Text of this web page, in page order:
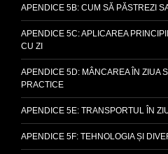
APENDICE 5B: CUM SĂ PĂSTREZI
APENDICE 5C: APLICAREA
CU ZI
APENDICE 5D: MÂNCAREA ÎN ZIUA
PRACTICE
APENDICE 5E: TRANSPORTUL ÎN
APENDICE 5F: TEHNOLOGIA ȘI